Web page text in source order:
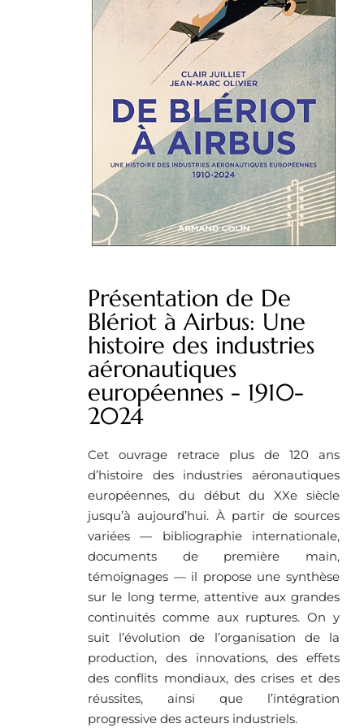
Présentation de De
Blériot à Airbus: Une
histoire des industries
aéronautiques
européennes - 1910-
2024
Cet ouvrage retrace plus de 120 ans
d’histoire des industries aéronautiques
européennes, du début du XXe siècle
jusqu’à aujourd’hui. À partir de sources
variées — bibliographie internationale,
documents de première main,
témoignages — il propose une synthèse
sur le long terme, attentive aux grandes
continuités comme aux ruptures. On y
suit l’évolution de l’organisation de la
production, des innovations, des effets
des conflits mondiaux, des crises et des
réussites, ainsi que l’intégration
progressive des acteurs industriels.